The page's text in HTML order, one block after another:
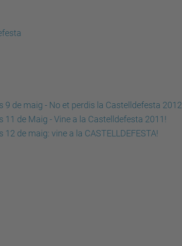
9 de maig - No et perdis la Castelldefesta 2012
11 de Maig - Vine a la Castelldefesta 2011!
12 de maig: vine a la CASTELLDEFESTA!